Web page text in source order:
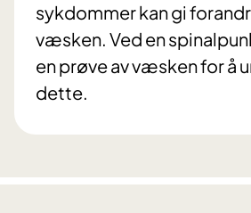
sykdommer kan gi
væsken. Ved en
en prøve av væsken for å
dette.